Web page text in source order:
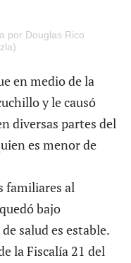
por Douglas Rico
en medio de la
y le causó
diversas partes del
es menor de
familiares al
bajo
salud es estable.
la Fiscalía 21 del